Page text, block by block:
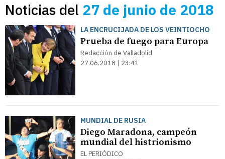
Noticias del 27 de junio de 2018
LA ENCRUCIJADA DE LOS VEINTIOCHO
Prueba de fuego para Europa
Redacción de Valladolid
27.06.2018 | 23:41
MUNDIAL DE RUSIA
Diego Maradona, campeón
mundial del histrionismo
EL PERIÓDICO